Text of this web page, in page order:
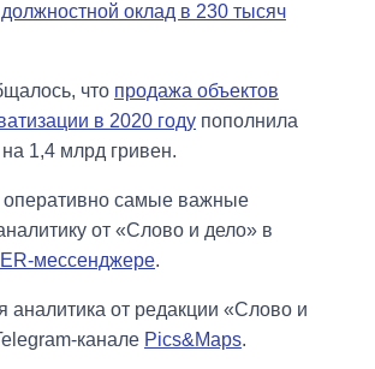
должностной оклад в 230 тысяч
что продажа объектов
в 2020 году пополнила
1,4 млрд гривен.
оперативно самые важные
от «Слово и дело» в
мессенджере.
аналитика от редакции «Слово и
канале Pics&Maps.